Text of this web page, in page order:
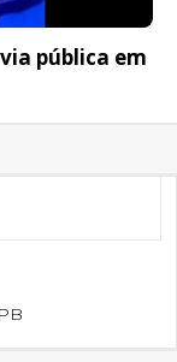
pública em